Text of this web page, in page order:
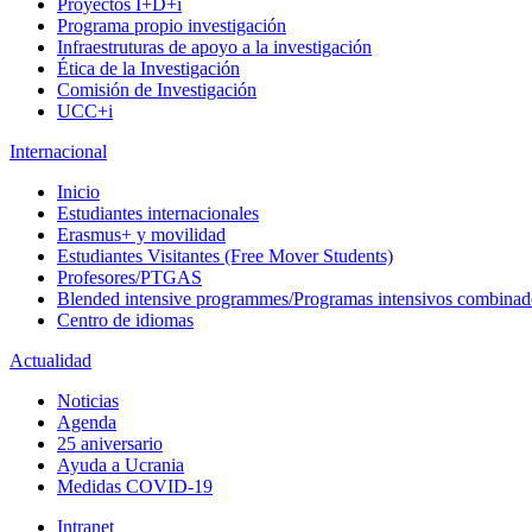
Proyectos I+D+i
Programa propio investigación
Infraestruturas de apoyo a la investigación
Ética de la Investigación
Comisión de Investigación
UCC+i
Internacional
Inicio
Estudiantes internacionales
Erasmus+ y movilidad
Estudiantes Visitantes (Free Mover Students)
Profesores/PTGAS
Blended intensive programmes/Programas intensivos
Centro de idiomas
Actualidad
Noticias
Agenda
25 aniversario
Ayuda a Ucrania
Medidas COVID-19
Intranet